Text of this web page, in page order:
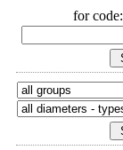
for code: